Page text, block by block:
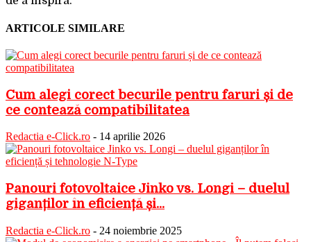
ARTICOLE SIMILARE
Cum alegi corect becurile pentru faruri și de
ce contează compatibilitatea
Redactia e-Click.ro - 14 aprilie 2026
Panouri fotovoltaice Jinko vs. Longi – duelul
giganților în eficiență și...
Redactia e-Click.ro - 24 noiembrie 2025